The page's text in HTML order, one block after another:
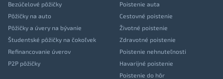
Bezúčelové pôžičky
Pôžičky na auto
Pôžičky a úvery na bývanie
Študentské pôžičky na čokoľvek
Refinancovanie úverov
P2P pôžičky
Poistenie auta
Cestovné poistenie
Životné poistenie
Zdravotné poistenie
Poistenie nehnuteľnosti
Havarijné poistenie
Poistenie do hôr